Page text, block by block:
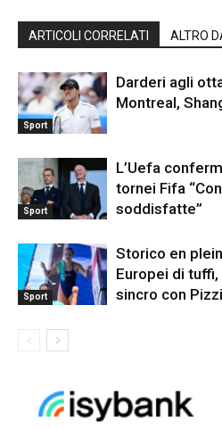
ARTICOLI CORRELATI ALTRO
Sport
Darderi agli
Montreal,
Sport
L’Uefa
tornei Fifa
soddisfatte”
Sport
Storico en
Europei di
sincro con